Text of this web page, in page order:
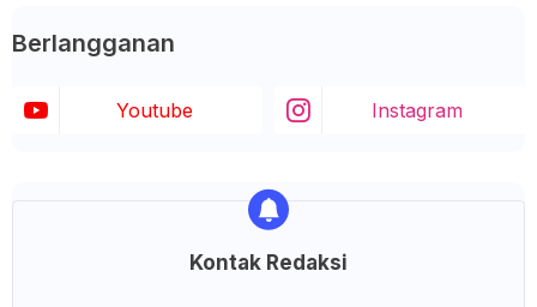
Berlangganan
Youtube Instagram
Kontak Redaksi